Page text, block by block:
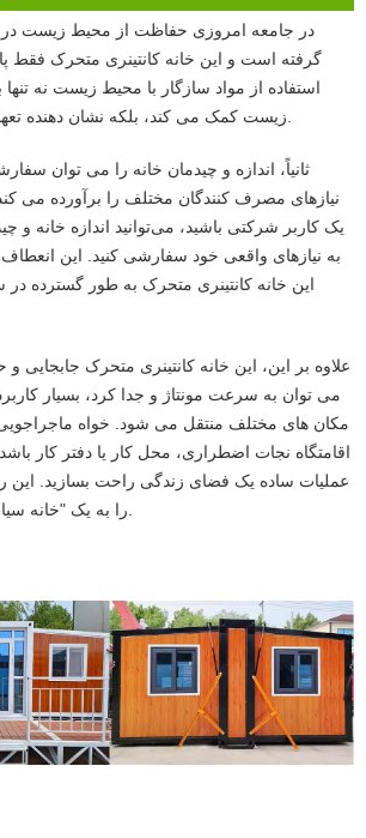
در جامعه امروزی حفاظت از محیط زیست در
گرفته است و این خانه کانتینری متحرک فقط
استفاده از مواد سازگار با محیط زیست نه
ثانیاً، اندازه و چیدمان خانه را می توان
نیازهای مصرف کنندگان مختلف را برآورده می
یک کاربر شرکتی باشید، می‌توانید اندازه خانه و
به نیازهای واقعی خود سفارشی کنید. این
این خانه کانتینری متحرک به طور گسترده در
علاوه بر این، این خانه کانتینری متحرک
می توان به سرعت مونتاژ و جدا کرد، بسیار
مکان های مختلف منتقل می شود. خواه ماجراجویی
اقامتگاه نجات اضطراری، محل کار یا دفتر کار
عملیات ساده یک فضای زندگی راحت بسازید. این